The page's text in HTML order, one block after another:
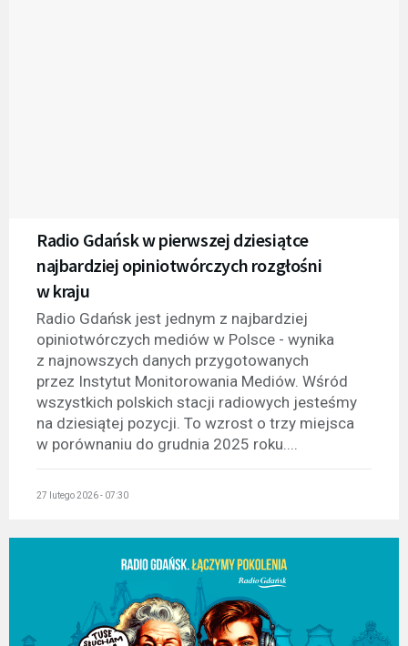
Radio Gdańsk w pierwszej dziesiątce
najbardziej opiniotwórczych rozgłośni
w kraju
Radio Gdańsk jest jednym z najbardziej
opiniotwórczych mediów w Polsce - wynika
z najnowszych danych przygotowanych
przez Instytut Monitorowania Mediów. Wśród
wszystkich polskich stacji radiowych jesteśmy
na dziesiątej pozycji. To wzrost o trzy miejsca
w porównaniu do grudnia 2025 roku....
27 lutego 2026 - 07:30